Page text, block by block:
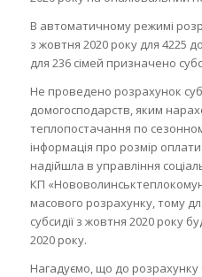
В автоматичному режимі
з жовтня 2020 року для 4225
для 236 сімей призначено
Не проведено розрахунок
домогосподарств, яким
теплопостачання по
інформація про розмір
надійшла в управління
КП
масового розрахунку, тому
субсидії з жовтня 2020 року
2020 року.
Нагадуємо, що до розрахунку